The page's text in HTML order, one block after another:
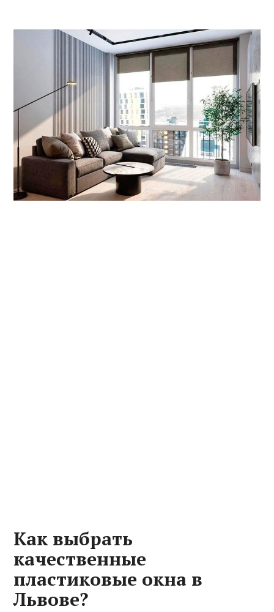
Как выбрать
качественные
пластиковые окна в
Львове?